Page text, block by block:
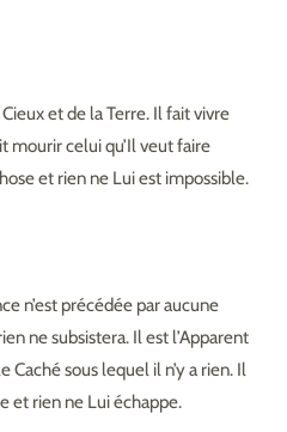
et de la Terre. Il fait vivre
mourir celui qu’Il veut faire
et rien ne Lui est impossible.
n’est précédée par aucune
ne subsistera. Il est l’Apparent
Caché sous lequel il n’y a rien. Il
et rien ne Lui échappe.